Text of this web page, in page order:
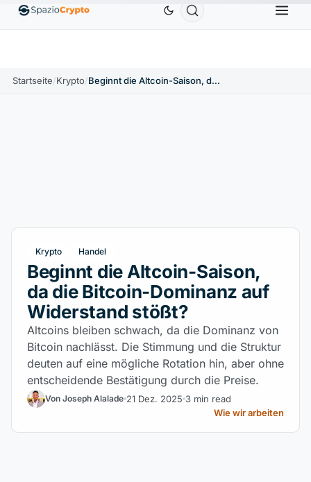
↑1.10% EthereumETH1.880,58 $ TetherUSDT BNB
Startseite/Krypto/ Beginnt die Altcoin-Saison, da die Bitcoin-Dominanz auf Widerstand stößt?
Krypto Handel
Beginnt die Altcoin-Saison,
da die Bitcoin-Dominanz auf
Widerstand stößt?
Altcoins bleiben schwach, da die Dominanz von
Bitcoin nachlässt. Die Stimmung und die Struktur
deuten auf eine mögliche Rotation hin, aber ohne
entscheidende Bestätigung durch die Preise.
Von Joseph Alalade 21 Dez. 2025 3 min read
Wie wir arbeiten